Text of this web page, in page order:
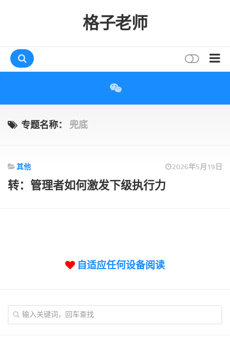
格子老师
互动
专题名称： 兜底
其他 2026年5月19日
转：管理者如何激发下级执行力
自适应任何设备阅读